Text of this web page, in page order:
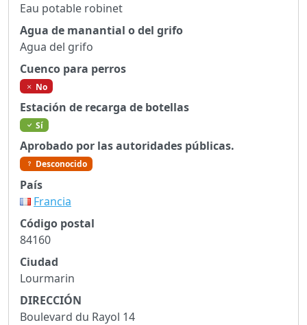
Eau potable robinet
Agua de manantial o del grifo
Agua del grifo
Cuenco para perros
No
Estación de recarga de botellas
Sí
Aprobado por las autoridades públicas.
Desconocido
País
Francia
Código postal
84160
Ciudad
Lourmarin
DIRECCIÓN
Boulevard du Rayol 14